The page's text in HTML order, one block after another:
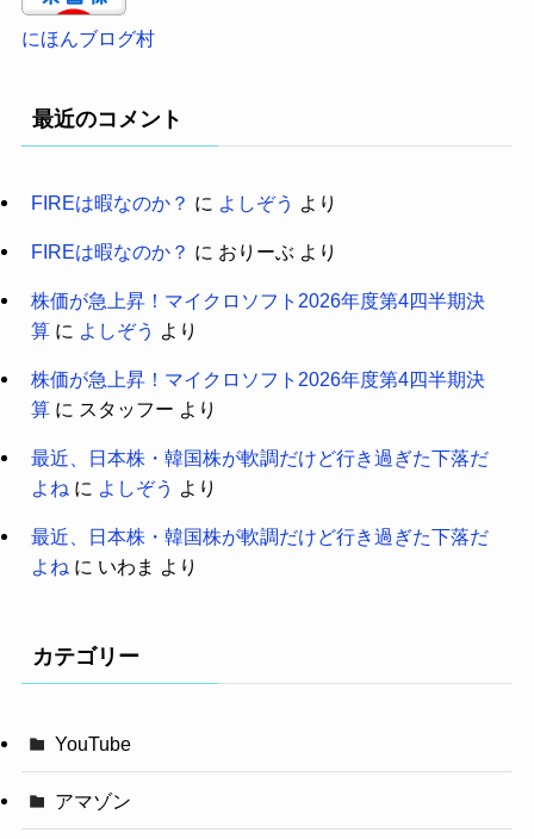
にほんブログ村
最近のコメント
FIREは暇なのか？ に よしぞう より
FIREは暇なのか？ に おりーぶ より
株価が急上昇！マイクロソフト2026年度第4四半期決
算に よしぞう より
株価が急上昇！マイクロソフト2026年度第4四半期決
算に スタッフー より
最近、日本株・韓国株が軟調だけど行き過ぎた下落だ
よね に よしぞう より
最近、日本株・韓国株が軟調だけど行き過ぎた下落だ
よね に いわま より
カテゴリー
YouTube
アマゾン